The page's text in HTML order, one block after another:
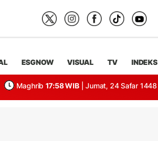
ESGNOW VISUAL TV INDEKS
Maghrib 17:58 WIB | Jumat, 24 Safar 1448